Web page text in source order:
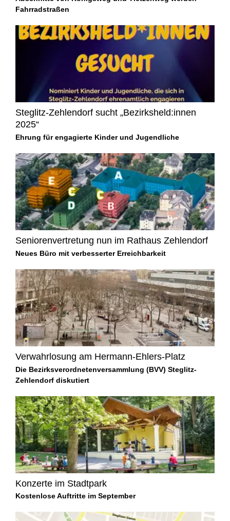
Fahrradstraßen
Steglitz-Zehlendorf sucht „Bezirksheld:innen
2025“
Ehrung für engagierte Kinder und Jugendliche
Seniorenvertretung nun im Rathaus Zehlendorf
Neues Büro mit verbesserter Erreichbarkeit
Verwahrlosung am Hermann-Ehlers-Platz
Die Bezirksverordnetenversammlung (BVV) Steglitz-
Zehlendorf diskutiert
Konzerte im Stadtpark
Kostenlose Auftritte im September